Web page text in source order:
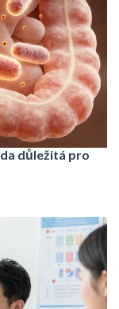
důležitá pro